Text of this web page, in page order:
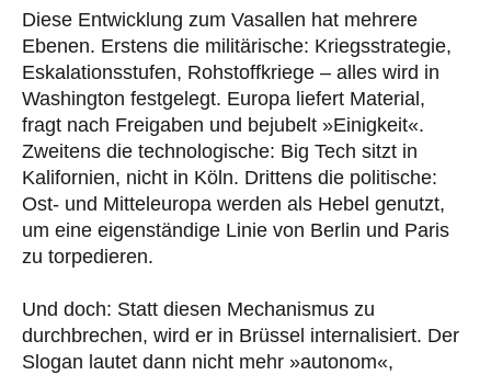
Diese Entwicklung zum Vasallen hat mehrere
Ebenen. Erstens die militärische: Kriegsstrategie,
Eskalationsstufen, Rohstoffkriege – alles wird in
Washington festgelegt. Europa liefert Material,
fragt nach Freigaben und bejubelt »Einigkeit«.
Zweitens die technologische: Big Tech sitzt in
Kalifornien, nicht in Köln. Drittens die politische:
Ost- und Mitteleuropa werden als Hebel genutzt,
um eine eigenständige Linie von Berlin und Paris
zu torpedieren.
Und doch: Statt diesen Mechanismus zu
durchbrechen, wird er in Brüssel internalisiert. Der
Slogan lautet dann nicht mehr »autonom«,